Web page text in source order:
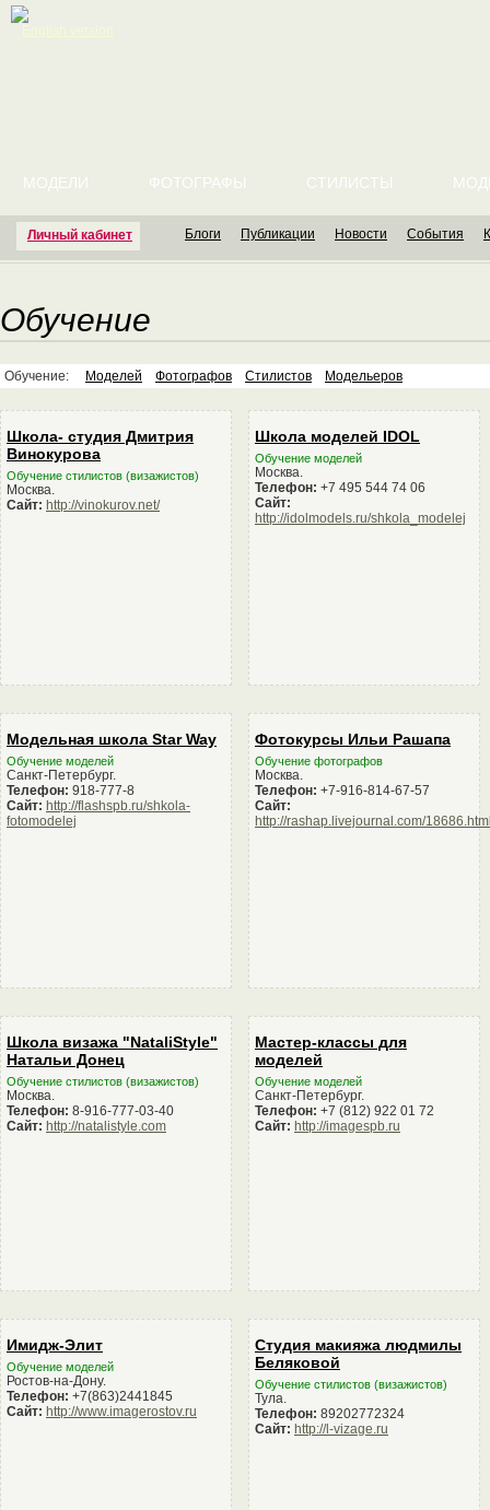
Личный кабинет
МОДЕЛИ ФОТОГРАФЫ СТИЛИСТЫ
Блоги Публикации Новости События
Обучение
Обучение: Моделей Фотографов Стилистов Модельеров
Школа- студия Дмитрия
Винокурова
Обучение стилистов (визажистов)
Москва.
Сайт: http://vinokurov.net/
Школа моделей IDOL
Обучение моделей
Москва.
Телефон: +7 495 544 74 06
Сайт:
http://idolmodels.ru/shkola_modelej
Модельная школа Star Way
Обучение моделей
Санкт-Петербург.
Телефон: 918-777-8
Сайт: http://flashspb.ru/shkola-
fotomodelej
Фотокурсы Ильи Рашапа
Обучение фотографов
Москва.
Телефон: +7-916-814-67-57
Сайт:
http://rashap.livejournal.com/
Школа визажа "NataliStyle"
Натальи Донец
Обучение стилистов (визажистов)
Москва.
Телефон: 8-916-777-03-40
Сайт: http://natalistyle.com
Мастер-классы для
моделей
Обучение моделей
Санкт-Петербург.
Телефон: +7 (812) 922 01 72
Сайт: http://imagespb.ru
Имидж-Элит
Обучение моделей
Ростов-на-Дону.
Телефон: +7(863)2441845
Сайт: http://www.imagerostov.ru
Студия макияжа людмилы
Беляковой
Обучение стилистов (визажистов)
Тула.
Телефон: 89202772324
Сайт: http://l-vizage.ru